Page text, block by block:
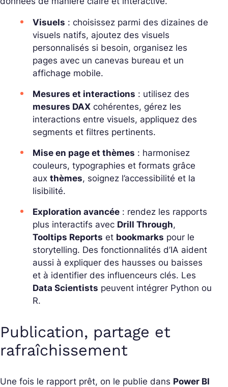
Visuels : choisissez parmi des dizaines de
visuels natifs, ajoutez des visuels
personnalisés si besoin, organisez les
pages avec un canevas bureau et un
affichage mobile.
Mesures et interactions : utilisez des
mesures DAX cohérentes, gérez les
interactions entre visuels, appliquez des
segments et filtres pertinents.
Mise en page et thèmes : harmonisez
couleurs, typographies et formats grâce
aux thèmes, soignez l’accessibilité et la
lisibilité.
Exploration avancée : rendez les rapports
plus interactifs avec Drill Through,
Tooltips Reports et bookmarks pour le
storytelling. Des fonctionnalités d’IA aident
aussi à expliquer des hausses ou baisses
et à identifier des influenceurs clés. Les
Data Scientists peuvent intégrer Python ou
R.
Publication, partage et
rafraîchissement
Une fois le rapport prêt, on le publie dans Power BI